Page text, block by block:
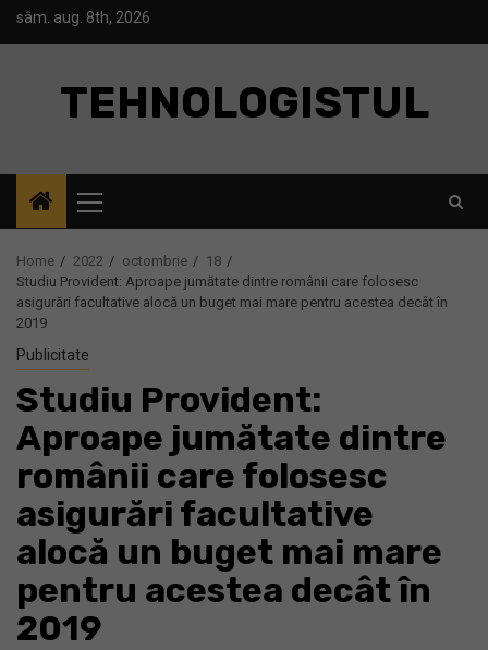
Skipsâm. aug. 8th, 2026
TEHNOLOGISTUL
Menu
Home 2022 octombrie
18
Studiu Provident: Aproape jumătate dintre românii care folosesc
asigurări facultative alocă un buget mai mare pentru acestea decât în
2019
Publicitate
Studiu Provident:
Aproape jumătate dintre
românii care folosesc
asigurări facultative
alocă un buget mai mare
pentru acestea decât în
2019